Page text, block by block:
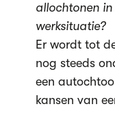
allochtonen
werksituatie?
Er wordt tot
nog steeds
een
kansen van